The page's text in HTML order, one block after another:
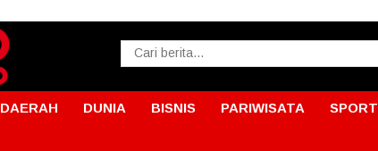
DAERAH DUNIA BISNIS PARIWISATA SPORT